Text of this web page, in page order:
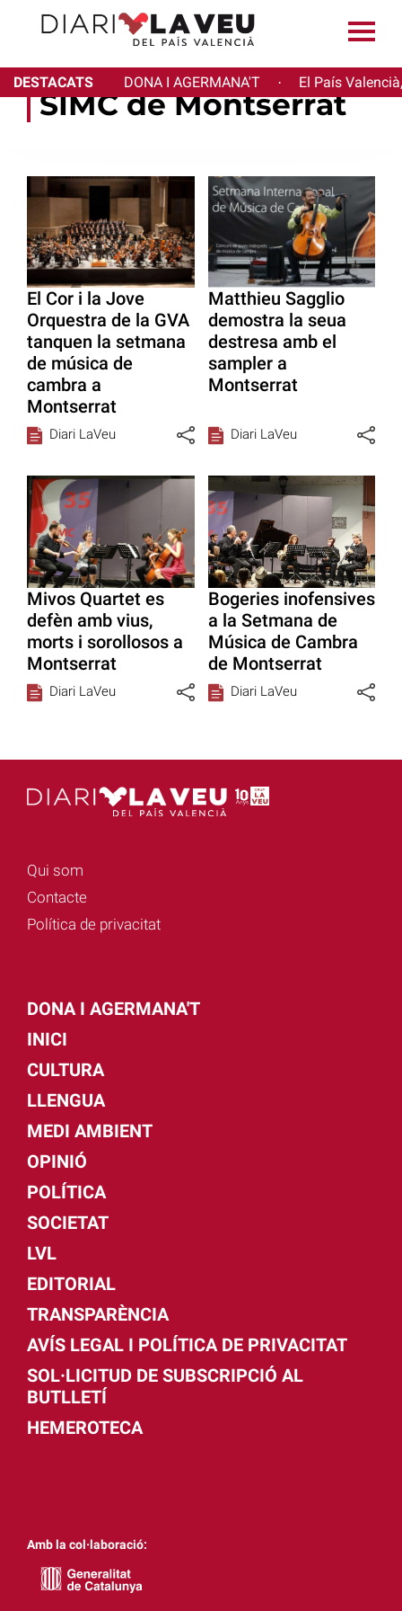
DESTACATS DONA I AGERMANA'T · El País
SIMC de Montserrat
El Cor i la Jove
Orquestra de la GVA
tanquen la setmana
de música de
cambra a
Montserrat
Diari LaVeu
Matthieu Sagglio
demostra la seua
destresa amb el
sampler a
Montserrat
Diari LaVeu
Mivos Quartet es
defèn amb vius,
morts i sorollosos a
Montserrat
Diari LaVeu
Bogeries inofensives
a la Setmana de
Música de Cambra
de Montserrat
Diari LaVeu
Qui som
Contacte
Política de privacitat
DONA I AGERMANA'T
INICI
CULTURA
LLENGUA
MEDI AMBIENT
OPINIÓ
POLÍTICA
SOCIETAT
LVL
EDITORIAL
TRANSPARÈNCIA
AVÍS LEGAL I POLÍTICA DE PRIVACITAT
SOL·LICITUD DE SUBSCRIPCIÓ AL
BUTLLETÍ
HEMEROTECA
Amb la col·laboració: